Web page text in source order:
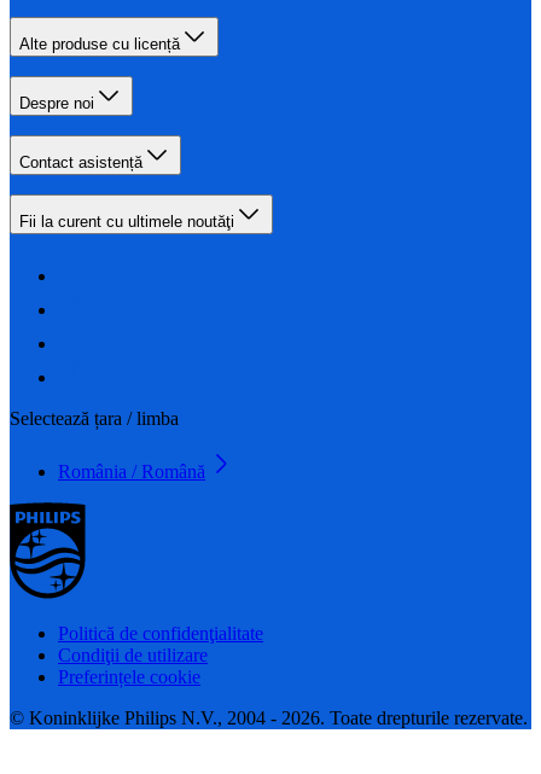
Alte produse cu licență
Despre noi
Contact asistență
Fii la curent cu ultimele noutăţi
Selectează țara / limba
România / Română
Politică de confidenţialitate
Condiţii de utilizare
Preferințele cookie
© Koninklijke Philips N.V., 2004 - 2026. Toate drepturile rezervate.